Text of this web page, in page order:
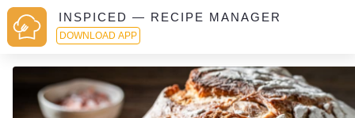
INSPICED — RECIPE MANAGER
DOWNLOAD APP